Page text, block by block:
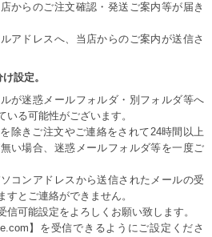
からのご注文確認・発送ご案内等が届き
アドレスへ、当店からのご案内が送信さ
設定。
が迷惑メールフォルダ・別フォルダ等へ
る可能性がございます。
除きご注文やご連絡をされて24時間以上
い場合、迷惑メールフォルダ等を一度ご
コンアドレスから送信されたメールの受
とご連絡ができません。
可能設定をよろしくお願い致します。
】を受信できるようにご設定くださ